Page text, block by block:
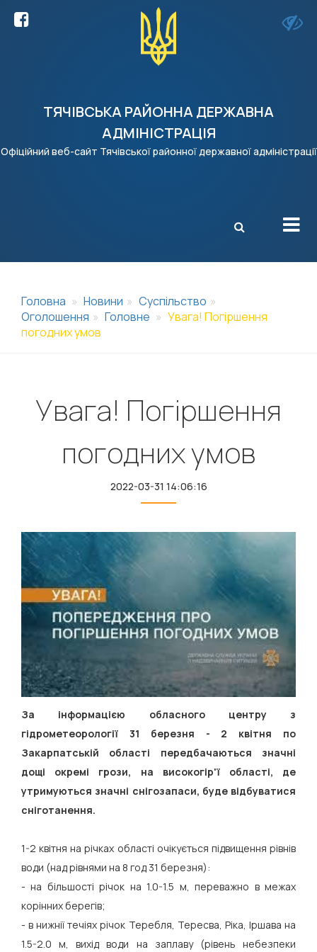
ТЯЧІВСЬКА РАЙОННА ДЕРЖАВНА
АДМІНІСТРАЦІЯ
Офіційний веб-сайт Тячівської районної державної адміністрації
Головна Новини
Суспільство
Оголошення
Головне
Увага! Погіршення
погодних умов
Увага! Погіршення
погодних умов
2022-03-31 14:06:16
За інформацією обласного центру з
гідрометеорології 31 березня - 2 квітня по
Закарпатській області передбачаються значні
дощі окремі грози, на високогір'ї області, де
утримуються значні снігозапаси, буде відбуватися
сніготанення.
1-2 квітня на річках області очікується підвищення рівнів
води (над рівнями на 8 год 31 березня):
- на більшості річок на 1.0-1.5 м, переважно в межах
корінних берегів;
- в нижнії течіях річок Теребля, Тересва, Ріка, Іршава на
1.5-2.0 м, вихід води на заплаву (рівень небезпеки